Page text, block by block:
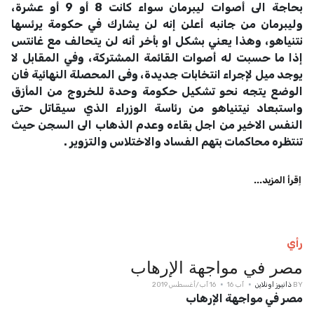
بحاجة الى أصوات ليبرمان سواء كانت 8 أو 9 أو عشرة،
وليبرمان من جانبه أعلن إنه لن يشارك في حكومة يرئسها
نتنياهو، وهذا يعني بشكل او بأخر أنه لن يتحالف مع غانتس
إذا ما حسبت له أصوات القائمة المشتركة، وفي المقابل لا
يوجد ميل لإجراء انتخابات جديدة، وفى المحصلة النهائية فان
الوضع يتجه نحو تشكيل حكومة وحدة للخروج من المأزق
واستبعاد نيتنياهو من رئاسة الوزراء الذي سيقاتل حتى
النفس الاخير من اجل بقاءه وعدم الذهاب الى السجن حيث
تنتظره محاكمات بتهم الفساد والاختلاس والتزوير .
اِقرأ المزيد...
رأي
مصر في مواجهة الإرهاب
BY ذانيوز اونلاين آب 16 16 آب/أغسطس 2019
مصر في مواجهة الإرهاب